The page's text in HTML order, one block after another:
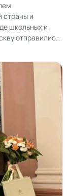
страны и
школьных и
отправились
и один из
состоится
Центральном